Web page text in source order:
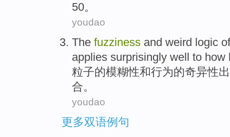
50。
youdao
The fuzziness and weird logic of
applies surprisingly well to how
粒子的模糊性和行为的奇异性
合。
youdao
更多双语例句